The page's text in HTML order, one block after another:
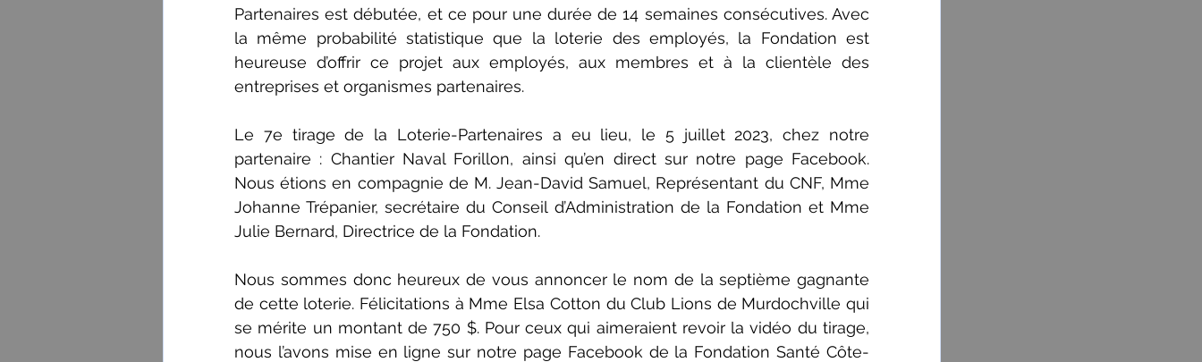
Partenaires est débutée, et ce pour une durée de 14 semaines consécutives. Avec
la même probabilité statistique que la loterie des employés, la Fondation est
heureuse d’offrir ce projet aux employés, aux membres et à la clientèle des
entreprises et organismes partenaires.
Le 7e tirage de la Loterie-Partenaires a eu lieu, le 5 juillet 2023, chez notre
partenaire : Chantier Naval Forillon, ainsi qu’en direct sur notre page Facebook.
Nous étions en compagnie de M. Jean-David Samuel, Représentant du CNF, Mme
Johanne Trépanier, secrétaire du Conseil d’Administration de la Fondation et Mme
Julie Bernard, Directrice de la Fondation.
Nous sommes donc heureux de vous annoncer le nom de la septième gagnante
de cette loterie. Félicitations à Mme Elsa Cotton du Club Lions de Murdochville qui
se mérite un montant de 750 $. Pour ceux qui aimeraient revoir la vidéo du tirage,
nous l’avons mise en ligne sur notre page Facebook de la Fondation Santé Côte-